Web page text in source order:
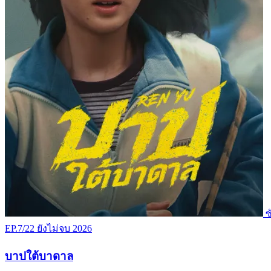
EP.7/22 ยังไม่จบ 2026
บาปใต้บาดาล